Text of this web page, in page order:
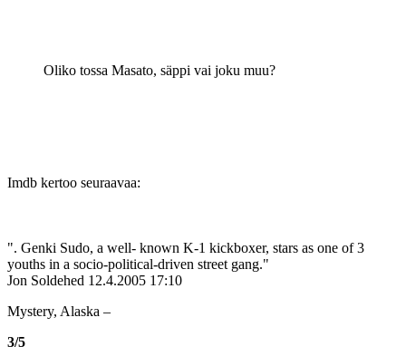
Oliko tossa Masato, säppi vai joku muu?
Imdb kertoo seuraavaa:
". Genki Sudo, a well- known K-1 kickboxer, stars as one of 3
youths in a socio-political-driven street gang."
Jon Soldehed 12.4.2005 17:10
Mystery, Alaska –
3/5